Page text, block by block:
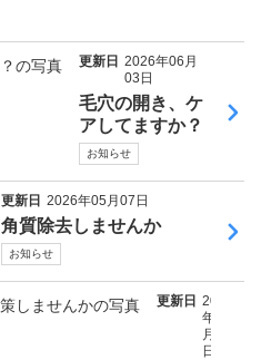
更新日 2026年06月
03日
毛穴の開き、ケ
アしてますか？
お知らせ
更新日 2026年05月07日
角質除去しませんか
お知らせ
更新日 2026
年04
月03
日